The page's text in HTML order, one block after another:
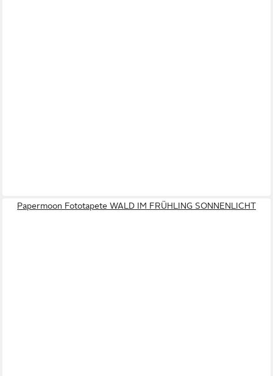
Papermoon Fototapete WALD IM FRÜHLING SONNENLICHT